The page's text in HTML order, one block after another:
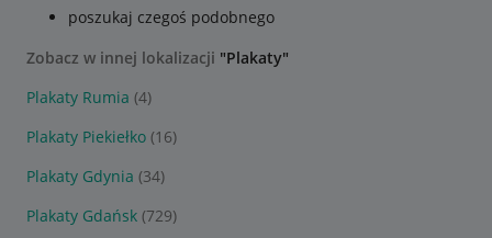
poszukaj czegoś podobnego
Zobacz w innej lokalizacji "Plakaty"
Plakaty Rumia (4)
Plakaty Piekiełko (16)
Plakaty Gdynia (34)
Plakaty Gdańsk (729)